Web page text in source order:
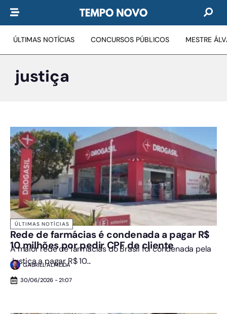
ÚLTIMAS NOTÍCIAS CONCURSOS PÚBLICOS MESTRE
justiça
ÚLTIMAS NOTÍCIAS
Rede de farmácias é condenada a pagar R$
10 milhões por pedir CPF de cliente
A maior rede de farmácias do Brasil foi condenada pela
Justiça a pagar R$ 10...
GABRIEL ALMEIDA
30/06/2026 - 21:07